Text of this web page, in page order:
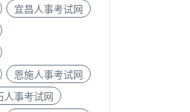
宜昌人事考试网
恩施人事考试网
人事考试网